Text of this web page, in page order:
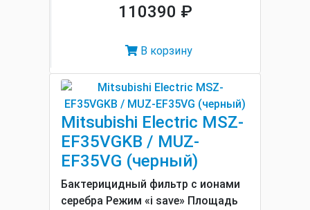
110390 ₽
В корзину
Mitsubishi Electric MSZ-
EF35VGKB / MUZ-
EF35VG (черный)
Бактерицидный фильтр с ионами
серебра Режим «i save» Площадь